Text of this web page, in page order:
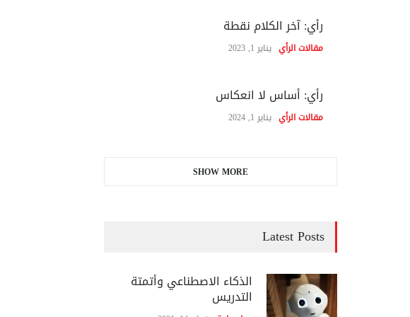
رأي: آخر الكلام نقطة
مقالات الرأي يناير 1, 2023
رأي: أساس لا انعكاس
مقالات الرأي يناير 1, 2024
SHOW MORE
Latest Posts
الذكاء الاصطناعي وأتمتة
التدريس